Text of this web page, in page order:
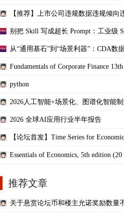
【推荐】上市公司违规数据违规倾向
别把 Skill 写成超长 Prompt：工业级
从“通用基石”到“场景利器”：CDA数
Fundamentals of Corporate Finance 13th
python
2026人工智能+场景化、图谱化智能制
2026 全球AI应用行业半年报告
【论坛首发】Time Series for
Essentials of Economics, 5th edition (20
推荐文章
关于悬赏论坛币和楼主允诺奖励数量